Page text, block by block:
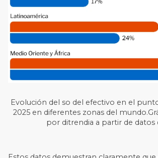
Evolución del so del efectivo en el
2025 en diferentes zonas del
por ditrendia a partir de datos